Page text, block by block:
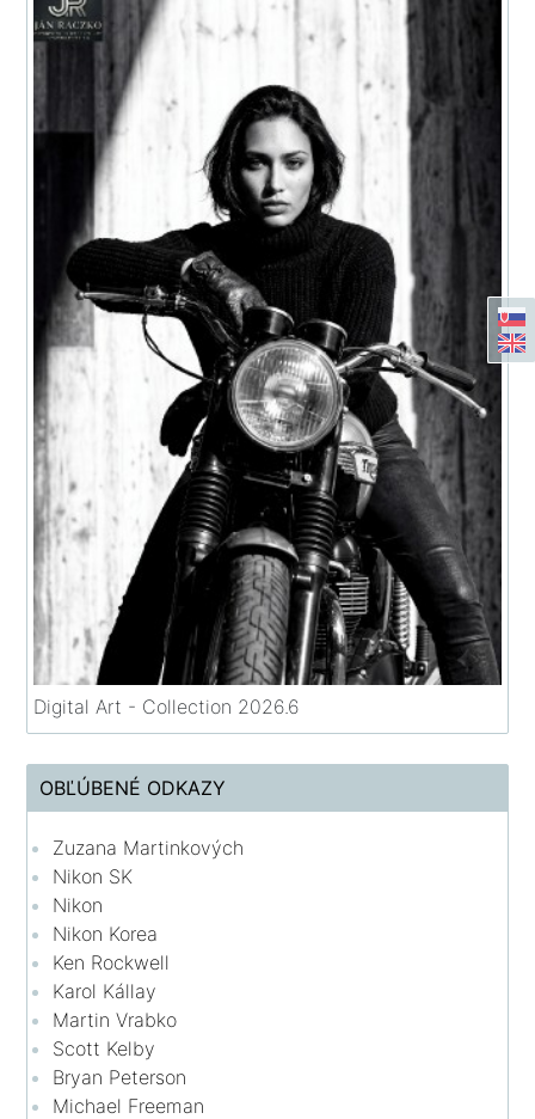
Digital Art - Collection 2026.6
OBĽÚBENÉ ODKAZY
Zuzana Martinkových
Nikon SK
Nikon
Nikon Korea
Ken Rockwell
Karol Kállay
Martin Vrabko
Scott Kelby
Bryan Peterson
Michael Freeman